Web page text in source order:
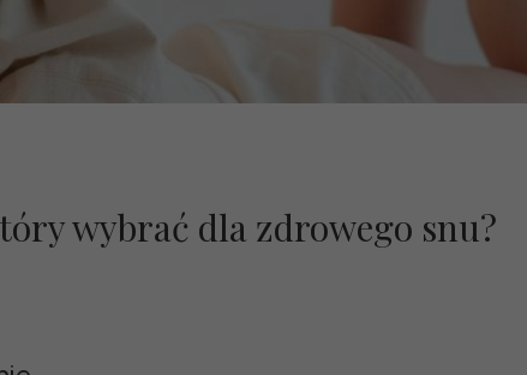
wybrać dla zdrowego snu?